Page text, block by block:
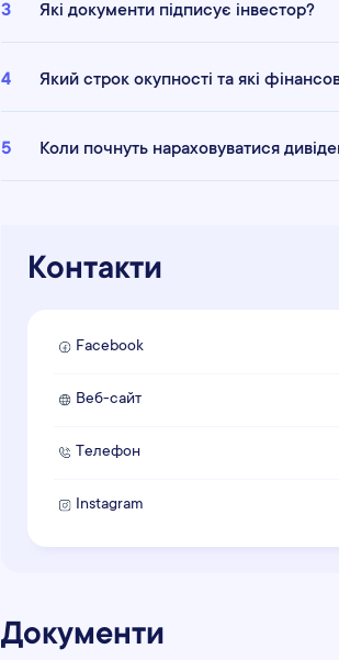
3 Які документи підписує інвестор?
4 Який строк окупності та які
5 Коли почнуть нараховуватися
Контакти
Facebook
Веб-сайт
Телефон
Instagram
Документи